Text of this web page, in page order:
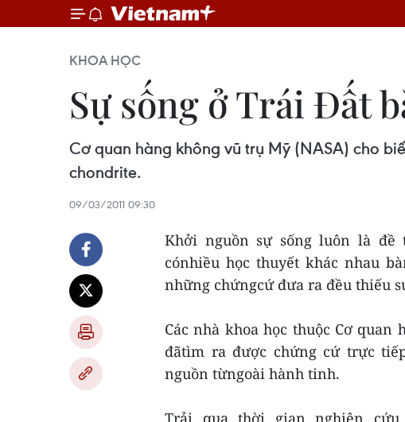
KHOA HỌC
Sự sống ở Trái Đất
Cơ quan hàng không vũ trụ Mỹ (NASA) cho
chondrite.
09/03/2011 09:30
Khởi nguồn sự sống luôn là đề
cónhiều học thuyết khác nhau
những chứngcứ đưa ra đều thiếu
Các nhà khoa học thuộc Cơ
đãtìm ra được chứng cứ trực
nguồn từngoài hành tinh.
Trải qua thời gian nghiên